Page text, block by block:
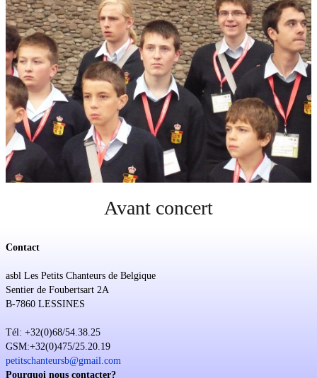
Discography
Contact
Soutien
Sponsoring
Events
Avant concert
Contact
asbl Les Petits Chanteurs de Belgique
Sentier de Foubertsart 2A
B-7860 LESSINES
Tél: +32(0)68/54.38.25
GSM:+32(0)475/25.20.19
petitschanteursb@gmail.com
Pourquoi nous contacter?